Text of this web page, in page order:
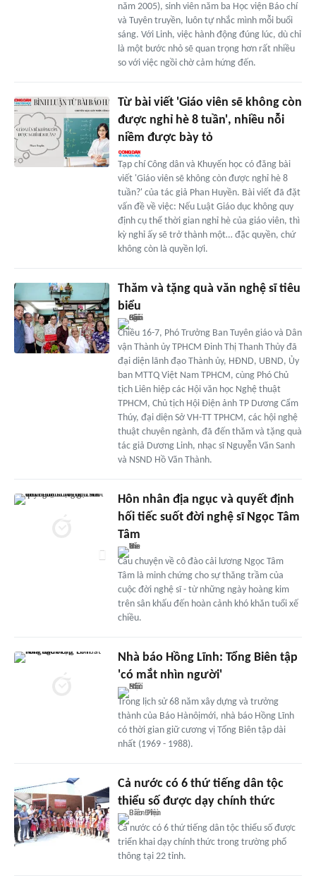
năm 2005), sinh viên năm ba Học viện Báo chí
và Tuyên truyền, luôn tự nhắc mình mỗi buổi
sáng. Với Linh, việc hành động đúng lúc, dù chỉ
là một bước nhỏ sẽ quan trọng hơn rất nhiều
so với việc ngồi chờ cảm hứng đến.
Từ bài viết 'Giáo viên sẽ không còn
được nghỉ hè 8 tuần', nhiều nỗi
niềm được bày tỏ
Tạp chí Công dân và Khuyến học có đăng bài
viết 'Giáo viên sẽ không còn được nghỉ hè 8
tuần?' của tác giả Phan Huyền. Bài viết đã đặt
vấn đề về việc: Nếu Luật Giáo dục không quy
định cụ thể thời gian nghỉ hè của giáo viên, thì
kỳ nghỉ ấy sẽ trở thành một… đặc quyền, chứ
không còn là quyền lợi.
Thăm và tặng quà văn nghệ sĩ tiêu
biểu
Chiều 16-7, Phó Trưởng Ban Tuyên giáo và Dân
vận Thành ủy TPHCM Đinh Thị Thanh Thủy đã
đại diện lãnh đạo Thành ủy, HĐND, UBND, Ủy
ban MTTQ Việt Nam TPHCM, cùng Phó Chủ
tịch Liên hiệp các Hội văn học Nghệ thuật
TPHCM, Chủ tịch Hội Điện ảnh TP Dương Cẩm
Thúy, đại diện Sở VH-TT TPHCM, các hội nghệ
thuật chuyên ngành, đã đến thăm và tặng quà
tác giả Dương Linh, nhạc sĩ Nguyễn Văn Sanh
và NSND Hồ Văn Thành.
Hôn nhân địa ngục và quyết định
hối tiếc suốt đời nghệ sĩ Ngọc Tâm
Tâm
Câu chuyện về cô đào cải lương Ngọc Tâm
Tâm là minh chứng cho sự thăng trầm của
cuộc đời nghệ sĩ - từ những ngày hoàng kim
trên sân khấu đến hoàn cảnh khó khăn tuổi xế
chiều.
Nhà báo Hồng Lĩnh: Tổng Biên tập
'có mắt nhìn người'
Trong lịch sử 68 năm xây dựng và trưởng
thành của Báo Hànôịmới, nhà báo Hồng Lĩnh
có thời gian giữ cương vị Tổng Biên tập dài
nhất (1969 - 1988).
Cả nước có 6 thứ tiếng dân tộc
thiểu số được dạy chính thức
Cả nước có 6 thứ tiếng dân tộc thiểu số được
triển khai dạy chính thức trong trường phổ
thông tại 22 tỉnh.